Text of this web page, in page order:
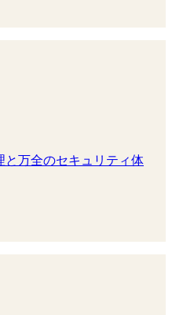
と万全のセキュリティ体